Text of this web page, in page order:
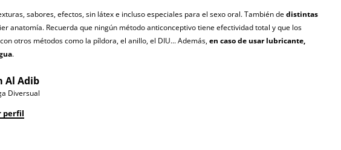
sabores, efectos, sin látex e incluso especiales para el sexo oral. También dedistintas
anatomía. Recuerda que ningún método anticonceptivo tiene efectividad total y que los
otros métodos como la píldora, el anillo, el DIU... Además,en caso de usar lubricante,
.
Al Adib
Diversual
perfil